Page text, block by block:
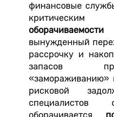
финансовые
оборачиваемости
вынужденный
рассрочку и
запасов
«замораживанию»
рисковой
специалистов